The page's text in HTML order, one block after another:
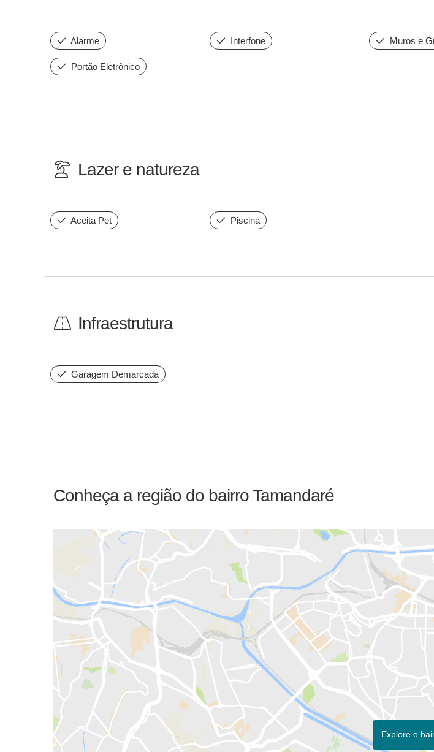
Alarme Interfone Muros e
Portão Eletrônico
Lazer e natureza
Aceita Pet Piscina
Infraestrutura
Garagem Demarcada
Conheça a região do bairro Tamandaré
Explore o